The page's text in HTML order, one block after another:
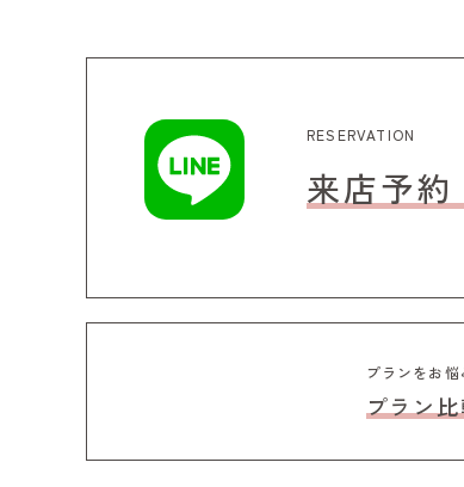
RESERVATION
来店予
プランをお悩
プラン